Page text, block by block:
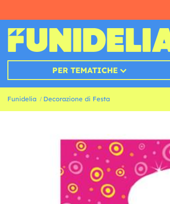
PER TEMATICHE
Funidelia Decorazione di Festa